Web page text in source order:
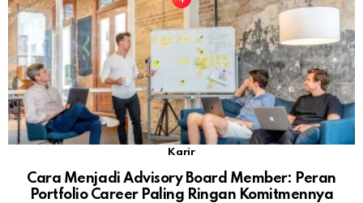
Karir
Cara Menjadi Advisory Board Member: Peran
Portfolio Career Paling Ringan Komitmennya